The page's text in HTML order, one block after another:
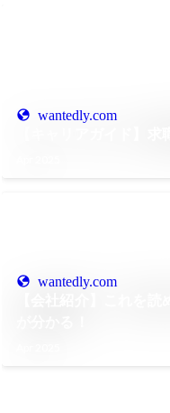
wantedly.com
wantedly.com